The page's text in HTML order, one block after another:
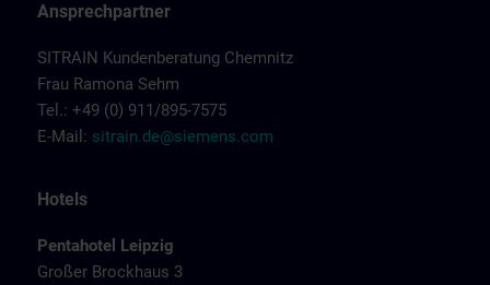
Ansprechpartner
SITRAIN Kundenberatung Chemnitz
Frau Ramona Sehm
Tel.: +49 (0) 911/895-7575
E-Mail: sitrain.de@siemens.com
Hotels
Pentahotel Leipzig
Großer Brockhaus 3